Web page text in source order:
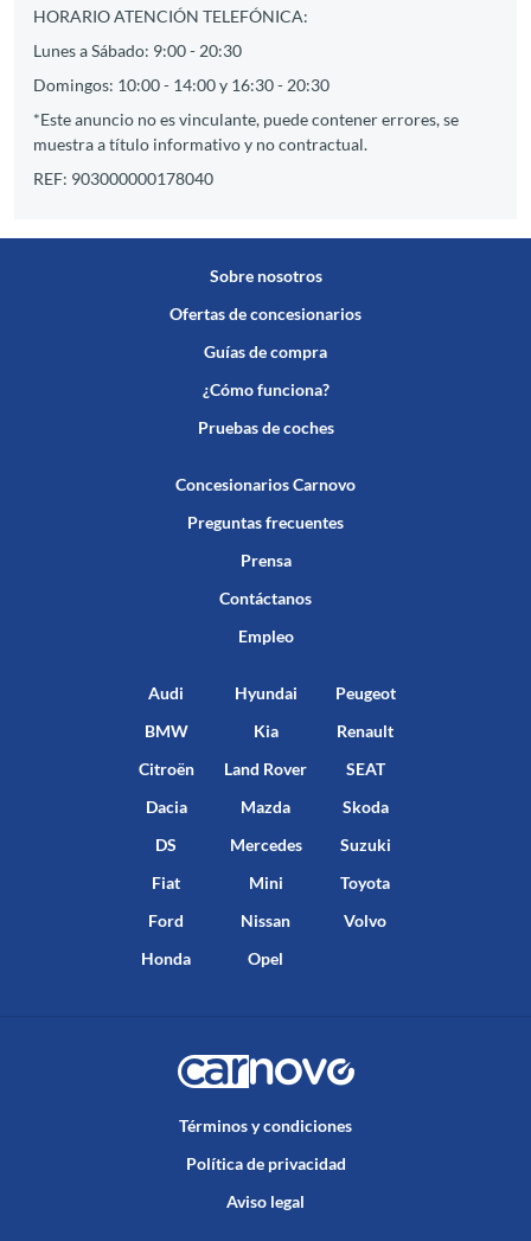
HORARIO ATENCIÓN TELEFÓNICA:
Lunes a Sábado: 9:00 - 20:30
Domingos: 10:00 - 14:00 y 16:30 - 20:30
*Este anuncio no es vinculante, puede contener errores, se
muestra a título informativo y no contractual.
REF: 903000000178040
Sobre nosotros
Ofertas de concesionarios
Guías de compra
¿Cómo funciona?
Pruebas de coches
Concesionarios Carnovo
Preguntas frecuentes
Prensa
Contáctanos
Empleo
Audi
BMW
Citroën
Dacia
DS
Fiat
Ford
Honda
Hyundai
Kia
Land Rover
Mazda
Mercedes
Mini
Nissan
Opel
Peugeot
Renault
SEAT
Skoda
Suzuki
Toyota
Volvo
Términos y condiciones
Política de privacidad
Aviso legal